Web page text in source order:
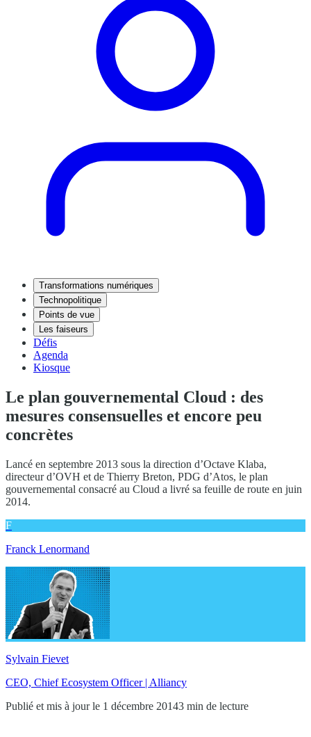
Transformations numériques
Technopolitique
Points de vue
Les faiseurs
Défis
Agenda
Kiosque
Le plan gouvernemental Cloud : des
mesures consensuelles et encore peu
concrètes
Lancé en septembre 2013 sous la direction d’Octave Klaba,
directeur d’OVH et de Thierry Breton, PDG d’Atos, le plan
gouvernemental consacré au Cloud a livré sa feuille de route en juin
2014.
F
Franck Lenormand
Sylvain Fievet
CEO, Chief Ecosystem Officer | Alliancy
Publié et mis à jour le 1 décembre 20143 min de lecture